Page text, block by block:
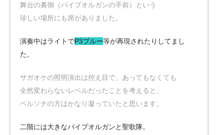
舞台の裏側（パイプオルガンの手前）という
珍しい場所にも席がありました。
演奏中はライトでP3ブルー等が再現されたりしてまし
た。
サガオケの照明演出は控え目で、あってもなくても
全然変わらないレベルだったことを考えると、
ペルソナの方はかなり凝っていたと思います。
二階には大きなパイプオルガンと聖歌隊。